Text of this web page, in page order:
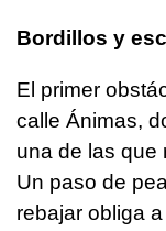
Bordillos y
El primer
calle Ánimas,
una de las que
Un paso de
rebajar obliga